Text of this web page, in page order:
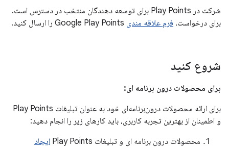
شرکت در Play Points برای توسعه دهندگان منتخب در دسترس است.
برای درخواست، فرم علاقه مندی
شروع کنید
برای محصولات درون برنامه ای:
برای ارائه محصولات درون‌برنامه‌ای خود به عنوان تبلیغات Play Points
و اطمینان از بهترین تجربه کاربری، باید کارهای زیر را انجام دهید:
محصولات درون برنامه ای و تبلیغات Play Points
ایجاد